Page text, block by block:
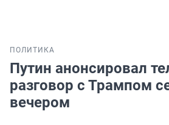
ПОЛИТИКА
Путин анонсировал
разговор с Трампом
вечером